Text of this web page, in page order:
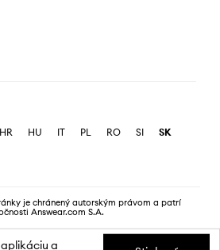
HR HU IT PL RO SI
SK
je chránený autorským právom a patrí
Answear.com S.A.
a